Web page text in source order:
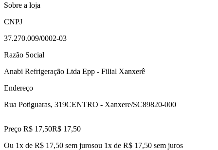
Sobre a loja
CNPJ
37.270.009/0002-03
Razão Social
Anabi Refrigeração Ltda Epp - Filial Xanxerê
Endereço
Rua Potiguaras, 319CENTRO - Xanxere/SC89820-000
Preço R$ 17,50R$ 17,50
Ou 1x de R$ 17,50 sem jurosou 1x de R$ 17,50 sem juros